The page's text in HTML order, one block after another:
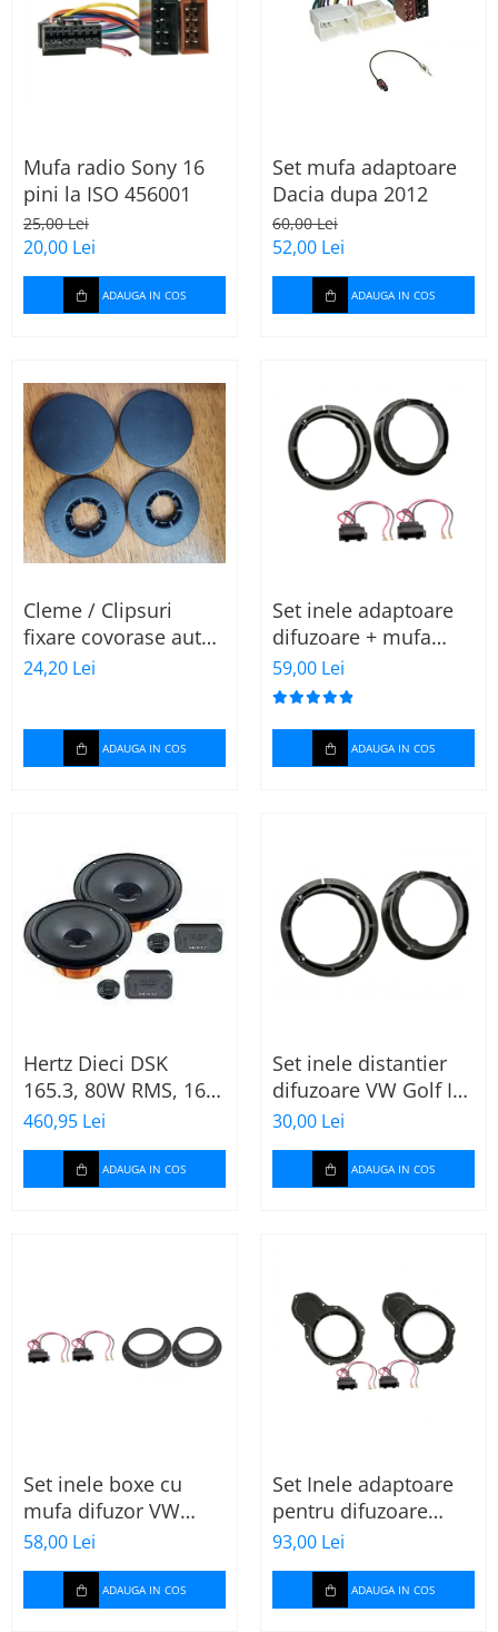
Mufa radio Sony 16
pini la ISO 456001
25,00 Lei
20,00 Lei
ADAUGA IN COS
Set mufa adaptoare
Dacia dupa 2012
60,00 Lei
52,00 Lei
ADAUGA IN COS
Cleme / Clipsuri
fixare covorase auto
pentru Renault /
24,20 Lei
ADAUGA IN COS
Set inele adaptoare
difuzoare + mufa
adaptor difuzor VW
Golf IV
59,00 Lei
ADAUGA IN COS
Hertz Dieci DSK
165.3, 80W RMS, 16.5
cm, 2 cai, boxe auto
sisteme
460,95 Lei
ADAUGA IN COS
Set inele distantier
difuzoare VW Golf IV
(1996-2005) 165mm
30,00 Lei
ADAUGA IN COS
Set inele boxe cu
mufa difuzor VW
Skoda
58,00 Lei
ADAUGA IN COS
Set Inele adaptoare
pentru difuzoare
auto cu conectori VW
Passat B6 fata
93,00 Lei
ADAUGA IN COS